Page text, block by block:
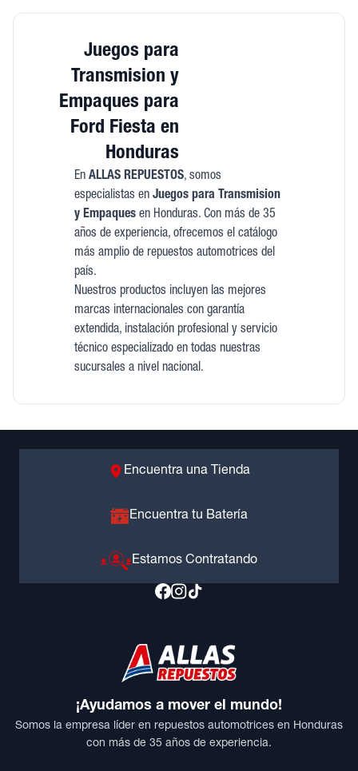
Juegos para
Transmision y
Empaques para
Ford Fiesta en
Honduras
En ALLAS REPUESTOS, somos
especialistas en Juegos para Transmision
y Empaquesen Honduras. Con más de 35
años de experiencia, ofrecemos el catálogo
más amplio de repuestos automotrices del
país.
Nuestros productos incluyen las mejores
marcas internacionales con garantía
extendida, instalación profesional y servicio
técnico especializado en todas nuestras
sucursales a nivel nacional.
Encuentra una Tienda
Encuentra tu Batería
Estamos Contratando
¡Ayudamos a mover el mundo!
Somos la empresa líder en repuestos automotrices en Honduras
con más de 35 años de experiencia.